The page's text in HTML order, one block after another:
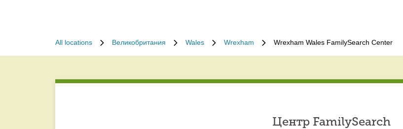
All locations Великобритания Wales Wrexham Wrexham Wales FamilySearch Center
Центр FamilySearch